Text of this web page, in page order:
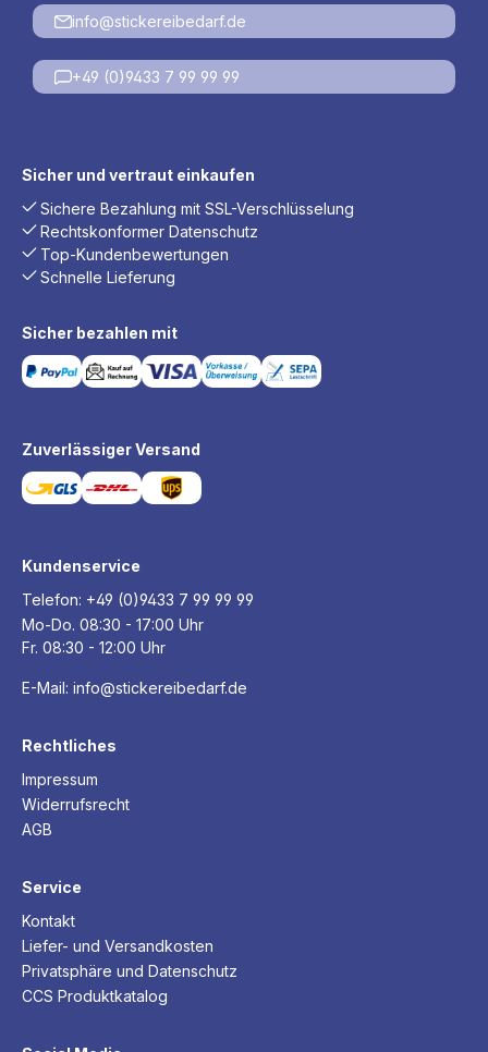
info@stickereibedarf.de
+49 (0)9433 7 99 99 99
Sicher und vertraut einkaufen
Sichere Bezahlung mit SSL-Verschlüsselung
Rechtskonformer Datenschutz
Top-Kundenbewertungen
Schnelle Lieferung
Sicher bezahlen mit
Zuverlässiger Versand
Kundenservice
Telefon: +49 (0)9433 7 99 99 99
Mo-Do. 08:30 - 17:00 Uhr
Fr. 08:30 - 12:00 Uhr
E-Mail: info@stickereibedarf.de
Rechtliches
Impressum
Widerrufsrecht
AGB
Service
Kontakt
Liefer- und Versandkosten
Privatsphäre und Datenschutz
CCS Produktkatalog